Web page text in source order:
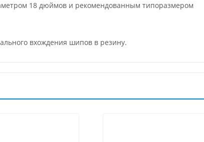
18 дюймов и рекомендованным типоразмером
вхождения шипов в резину.